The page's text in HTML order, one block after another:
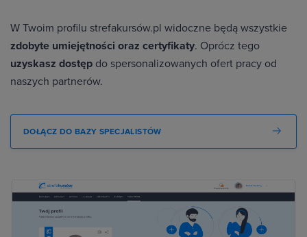
W Twoim profilu strefakursów.pl widoczne będą wszystkie
zdobyte umiejętności oraz certyfikaty. Oprócz tego
uzyskasz dostęp do spersonalizowanych ofert pracy od
naszych partnerów.
DOŁĄCZ DO BAZY SPECJALISTÓW